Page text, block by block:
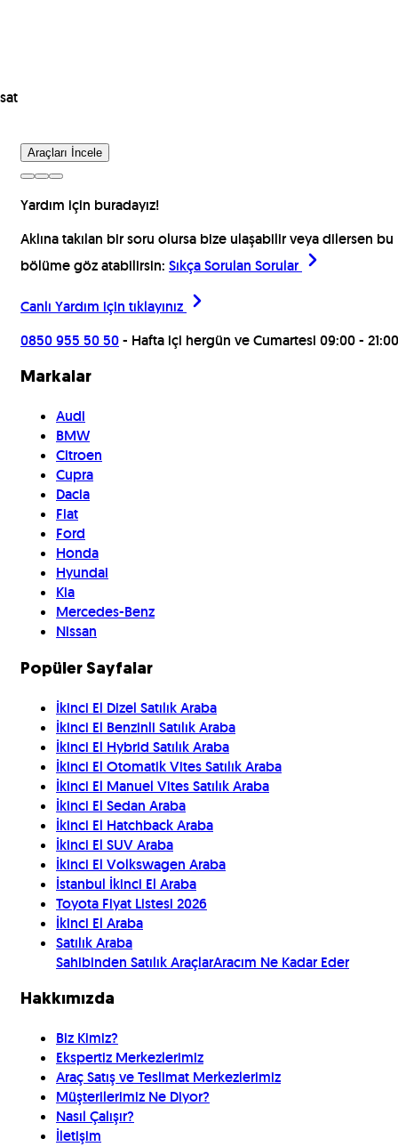
Araçları İncele
Yardım için buradayız!
Aklına takılan bir soru olursa bize ulaşabilir veya dilersen bu
bölüme göz atabilirsin: Sıkça Sorulan Sorular
Canlı Yardım için tıklayınız
0850 955 50 50- Hafta içi hergün ve Cumartesi 09:00 - 21:00
Markalar
Audi
BMW
Citroen
Cupra
Dacia
Fiat
Ford
Honda
Hyundai
Kia
Mercedes-Benz
Nissan
Popüler Sayfalar
İkinci El Dizel Satılık Araba
İkinci El Benzinli Satılık Araba
İkinci El Hybrid Satılık Araba
İkinci El Otomatik Vites Satılık Araba
İkinci El Manuel Vites Satılık Araba
İkinci El Sedan Araba
İkinci El Hatchback Araba
İkinci El SUV Araba
İkinci El Volkswagen Araba
İstanbul İkinci El Araba
Toyota Fiyat Listesi 2026
İkinci El Araba
Satılık Araba
Sahibinden Satılık AraçlarAracım Ne Kadar Eder
Hakkımızda
Biz Kimiz?
Ekspertiz Merkezlerimiz
Araç Satış ve Teslimat Merkezlerimiz
Müşterilerimiz Ne Diyor?
Nasıl Çalışır?
İletişim